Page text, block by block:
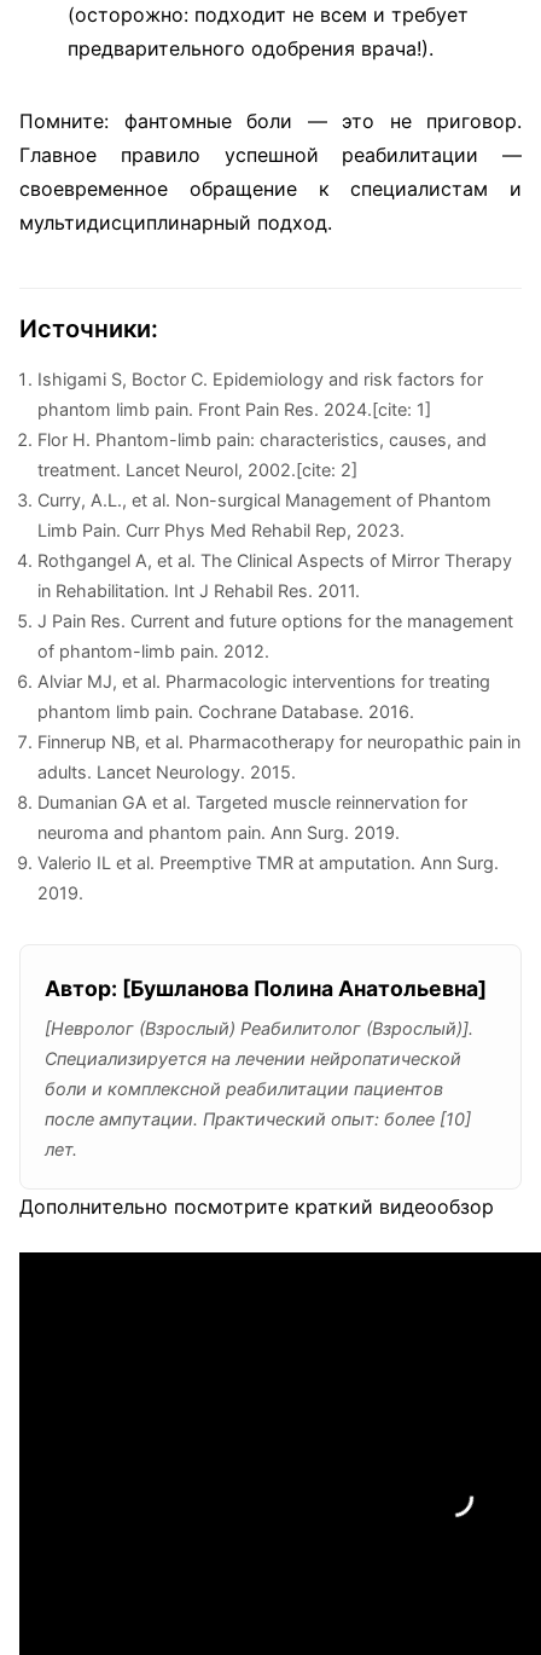
(осторожно: подходит не всем и требует
предварительного одобрения врача!).
Помните: фантомные боли — это не приговор.
Главное правило успешной реабилитации —
своевременное обращение к специалистам и
мультидисциплинарный подход.
Источники:
Ishigami S, Boctor C. Epidemiology and risk factors for
phantom limb pain. Front Pain Res. 2024.[cite: 1]
Flor H. Phantom-limb pain: characteristics, causes, and
treatment. Lancet Neurol, 2002.[cite: 2]
Curry, A.L., et al. Non-surgical Management of Phantom
Limb Pain. Curr Phys Med Rehabil Rep, 2023.
Rothgangel A, et al. The Clinical Aspects of Mirror Therapy
in Rehabilitation. Int J Rehabil Res. 2011.
J Pain Res. Current and future options for the management
of phantom-limb pain. 2012.
Alviar MJ, et al. Pharmacologic interventions for treating
phantom limb pain. Cochrane Database. 2016.
Finnerup NB, et al. Pharmacotherapy for neuropathic pain in
adults. Lancet Neurology. 2015.
Dumanian GA et al. Targeted muscle reinnervation for
neuroma and phantom pain. Ann Surg. 2019.
Valerio IL et al. Preemptive TMR at amputation. Ann Surg.
2019.
Автор: [Бушланова Полина Анатольевна]
[Невролог (Взрослый) Реабилитолог (Взрослый)].
Специализируется на лечении нейропатической
боли и комплексной реабилитации пациентов
после ампутации. Практический опыт: более [10]
лет.
Дополнительно посмотрите краткий видеообзор